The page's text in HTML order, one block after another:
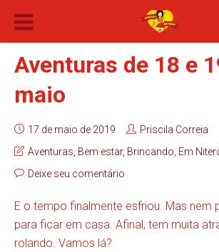
Aventuras de 18 e
maio
17 de maio de 2019
Priscila Correia
Aventuras Bem estar, Brincando Em
Deixe seu comentário
E o tempo finalmente esfriou. Mas nem
para ficar em casa. Afinal, tem muita
rolando. Vamos lá?